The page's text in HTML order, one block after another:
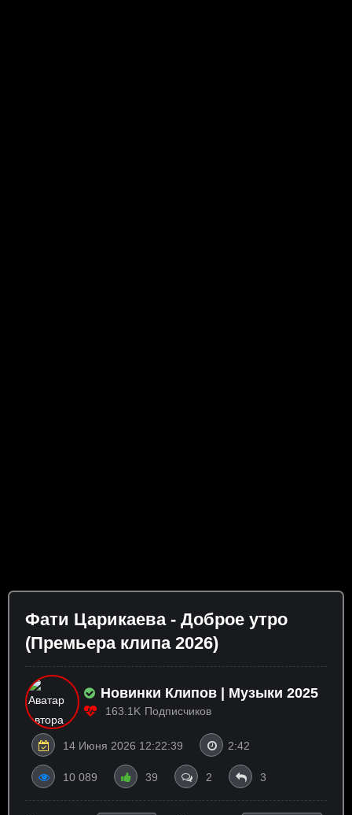
Фати Царикаева - Доброе утро
(Премьера клипа 2026)
Новинки Клипов | Музыки 2025
163.1K Подписчиков
14 Июня 2026 12:22:39 2:42
10 089 39 2 3